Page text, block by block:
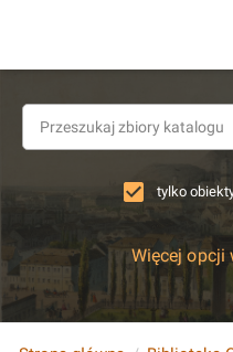
tylko
Więcej opcji